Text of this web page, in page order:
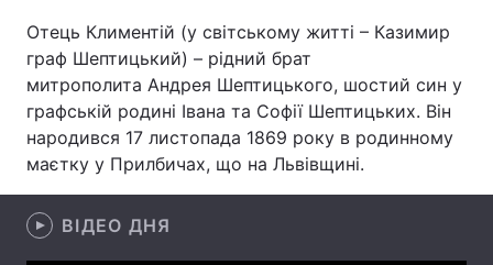
Здоров'я Туризм
Цікавинки Погода
Екологія Регіони
Лонгріди
Отець Климентій (у світському житті – Казимир
граф Шептицький) – рідний брат
митрополита Андрея Шептицького, шостий син у
графській родині Івана та Софії Шептицьких. Він
народився 17 листопада 1869 року в родинному
маєтку у Прилбичах, що на Львівщині.
ВІДЕО ДНЯ